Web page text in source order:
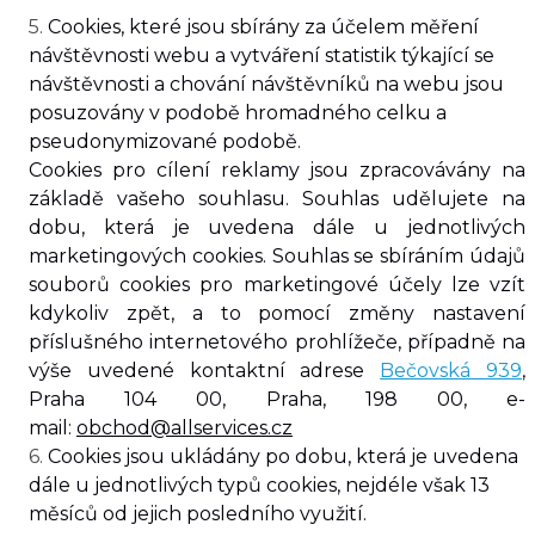
5. Cookies, které jsou sbírány za účelem měření
návštěvnosti webu a vytváření statistik týkající se
návštěvnosti a chování návštěvníků na webu jsou
posuzovány v podobě hromadného celku a
pseudonymizované podobě.
Cookies pro cílení reklamy jsou zpracovávány na
základě vašeho souhlasu. Souhlas udělujete na
dobu, která je uvedena dále u jednotlivých
marketingových cookies. Souhlas se sbíráním údajů
souborů cookies pro marketingové účely lze vzít
kdykoliv zpět, a to pomocí změny nastavení
příslušného internetového prohlížeče, případně na
výše uvedené kontaktní adrese Bečovská 939,
Praha 104 00, Praha, 198 00, e-
mail: obchod@allservices.cz
​6. Cookies jsou ukládány po dobu, která je uvedena
dále u jednotlivých typů cookies, nejdéle však 13
měsíců od jejich posledního využití.